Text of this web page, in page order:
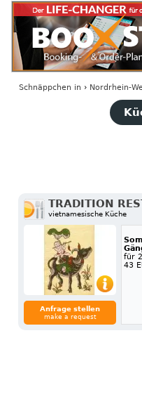
Schnäppchen in › Nordrhein-
TRADITION
vietnamesische Küche
Anfrage stellen
make a request
für
43